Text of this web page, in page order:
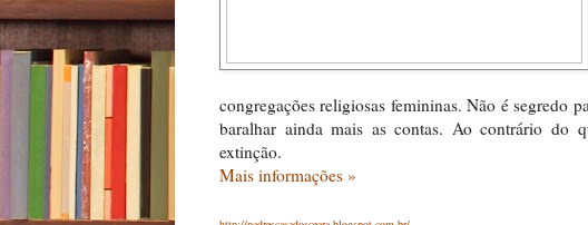
congregações religiosas femininas. Não é segredo
baralhar ainda mais as contas. Ao contrário do
extinção.
Mais informações »